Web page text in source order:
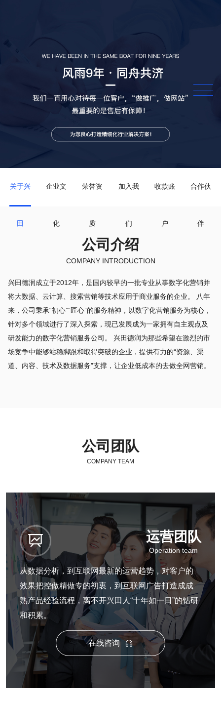
关于兴
田
企业文
化
荣誉资
质
加入我
们
收款账
户
合作伙
伴
公司介绍
COMPANY INTRODUCTION
兴田德润成立于2012年，是国内较早的一批专业从事数字化营销并
将大数据、云计算、搜索营销等技术应用于商业服务的企业。 八年
来，公司秉承“初心”“匠心”的服务精神，以数字化营销服务为核心，
针对多个领域进行了深入探索，现已发展成为一家拥有自主观点及
研发能力的数字化营销服务公司。 兴田德润为那些希望在激烈的市
场竞争中能够站稳脚跟和取得突破的企业，提供有力的“资源、渠
道、内容、技术及数据服务”支撑，让企业低成本的去做全网营销。
公司团队
COMPANY TEAM
 运营团队
Operation team
从数据分析，到互联网最新的运营趋势，对客户的
效果把控做精做专的初衷，到互联网广告打造成成
熟产品经验流程，离不开兴田人“十年如一日”的钻研
和积累。
在线咨询 